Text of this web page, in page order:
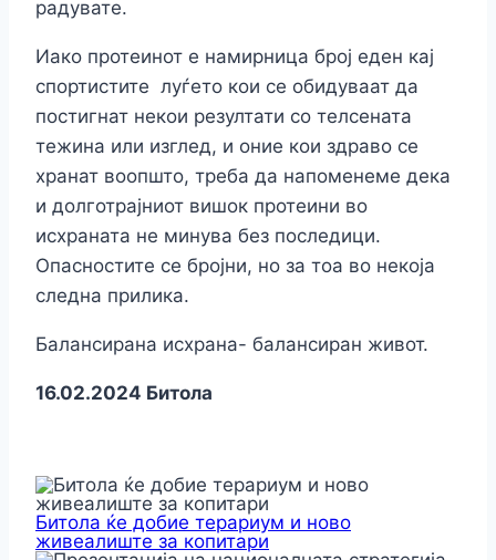
радувате.
Иако протеинот е намирница број еден кај
спортистите луѓето кои се обидуваат да
постигнат некои резултати со телсената
тежина или изглед, и оние кои здраво се
хранат воопшто, треба да напоменеме дека
и долготрајниот вишок протеини во
исхраната не минува без последици.
Опасностите се бројни, но за тоа во некоја
следна прилика.
Балансирана исхрана- балансиран живот.
16.02.2024 Битола
Битола ќе добие терариум и ново
живеалиште за копитари